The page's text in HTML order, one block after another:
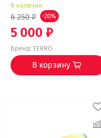
В наличии
6 250 ₽ -20%
5 000 ₽
Бренд:TERRO
В корзину